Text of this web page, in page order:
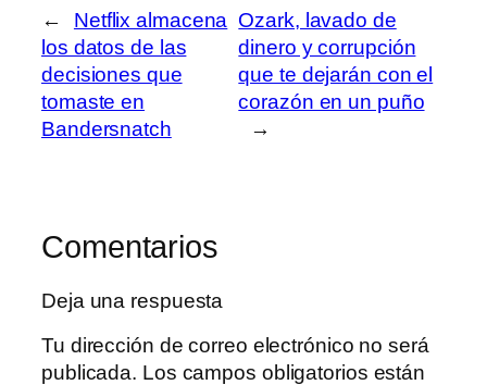
←
Netflix almacena
los datos de las
decisiones que
tomaste en
Bandersnatch
Ozark, lavado de
dinero y corrupción
que te dejarán con el
corazón en un puño
→
Comentarios
Deja una respuesta
Tu dirección de correo electrónico no será
publicada. Los campos obligatorios están